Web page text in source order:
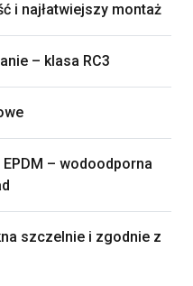
i najłatwiejszy montaż
– klasa RC3
– wodoodporna
szczelnie i zgodnie z